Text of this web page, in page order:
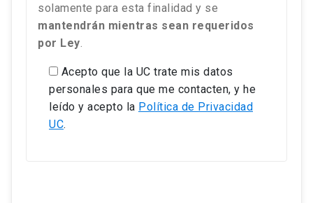
solamente para esta finalidad y se
mantendrán mientras sean requeridos
por Ley.
Acepto que la UC trate mis datos
personales para que me contacten, y he
leído y acepto la Política de Privacidad
UC.